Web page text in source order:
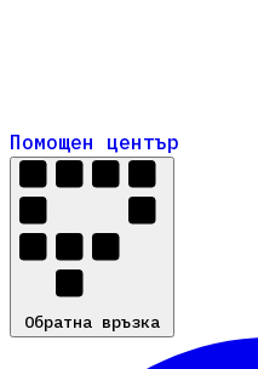
Помощен център
Помощен център
Обратна връзка
Обратна връзка